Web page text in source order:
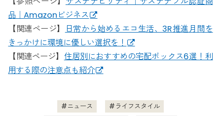
品｜Amazonビジネス
【関連ページ】
日常から始めるエコ生活、3R推進月間を
きっかけに環境に優しい選択を！
【関連ページ】 住居別におすすめの宅配ボックス6選！利
用する際の注意点も紹介
ニュース
ライフスタイル